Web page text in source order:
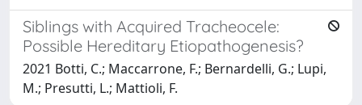
Siblings with Acquired Tracheocele:
Possible Hereditary Etiopathogenesis?
2021 Botti, C.; Maccarrone, F.; Bernardelli, G.; Lupi,
M.; Presutti, L.; Mattioli, F.